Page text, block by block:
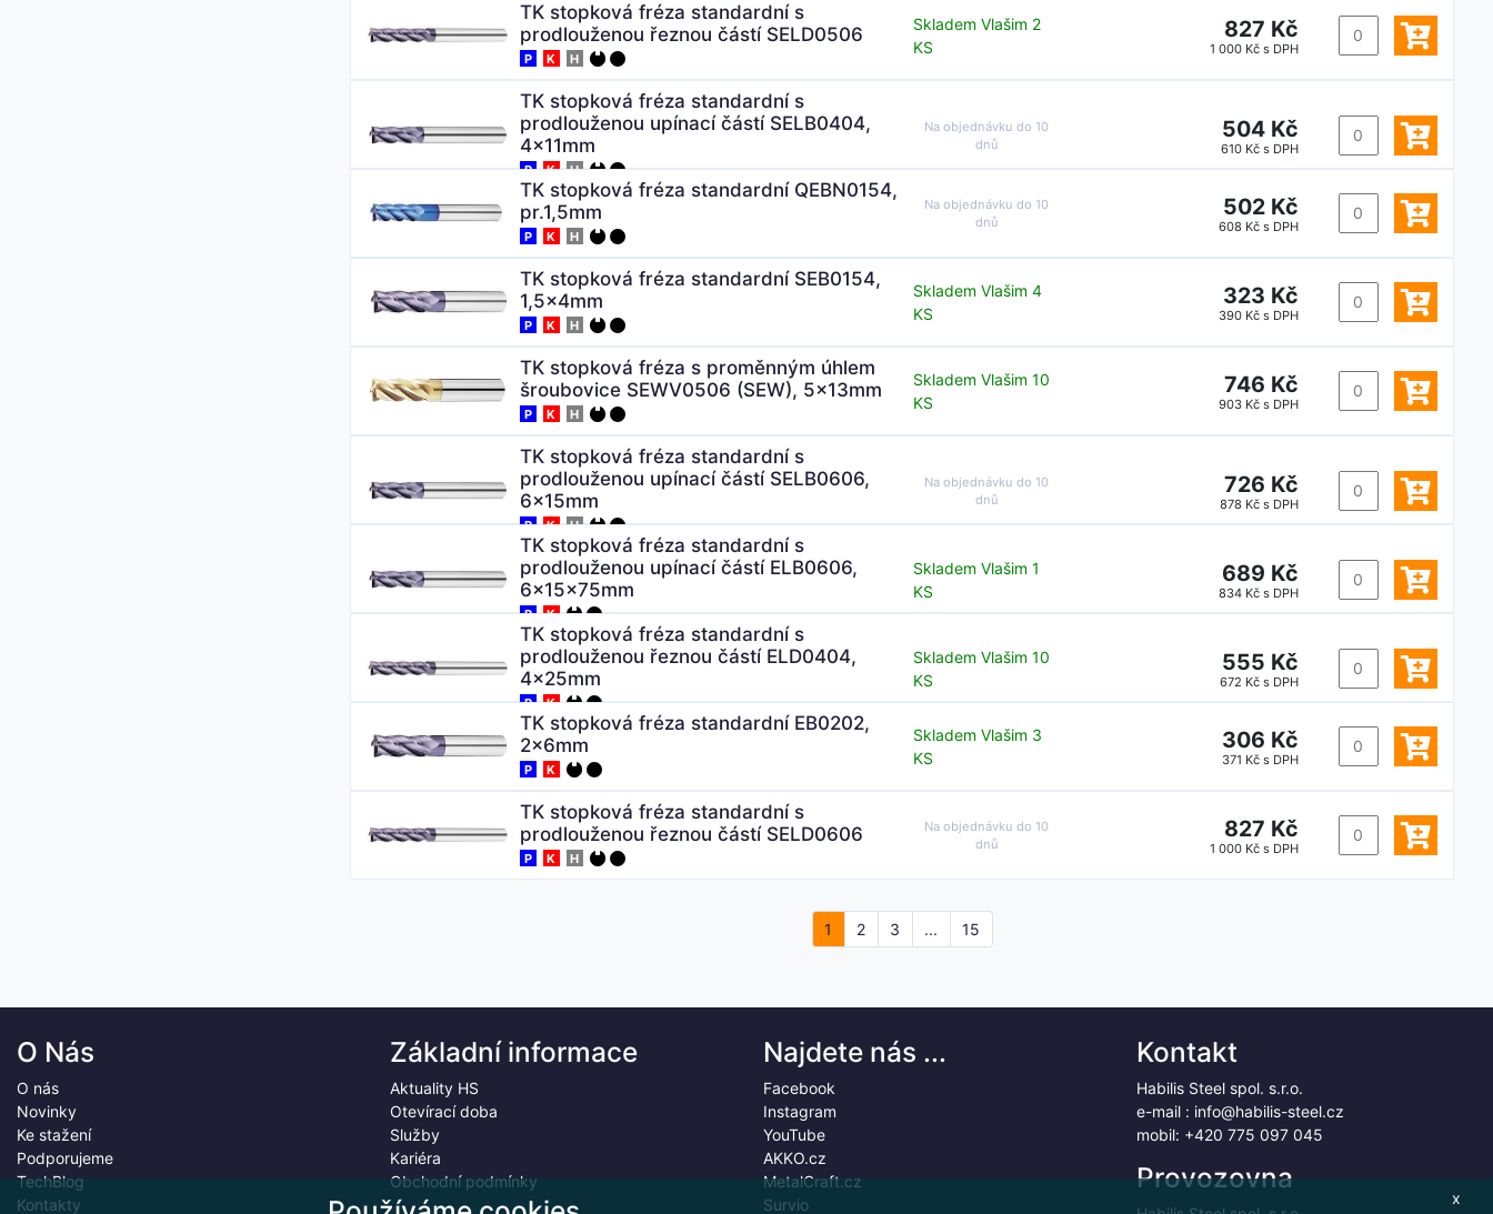
TK stopková fréza standardní s
prodlouženou řeznou částí SELD0506
P K H
Skladem Vlašim 2
KS
827 Kč
1 000 Kč s DPH
TK stopková fréza standardní s
prodlouženou upínací částí SELB0404,
4x11mm
P K H
Na objednávku do 10
dnů
504 Kč
610 Kč s DPH
TK stopková fréza standardní QEBN0154,
pr.1,5mm
P K H
Na objednávku do 10
dnů
502 Kč
608 Kč s DPH
TK stopková fréza standardní SEB0154,
1,5x4mm
P K H
Skladem Vlašim 4
KS
323 Kč
390 Kč s DPH
TK stopková fréza s proměnným úhlem
šroubovice SEWV0506 (SEW), 5x13mm
P K H
Skladem Vlašim 10
KS
746 Kč
903 Kč s DPH
TK stopková fréza standardní s
prodlouženou upínací částí SELB0606,
6x15mm
P K H
Na objednávku do 10
dnů
726 Kč
878 Kč s DPH
TK stopková fréza standardní s
prodlouženou upínací částí ELB0606,
6x15x75mm
P K
Skladem Vlašim 1
KS
689 Kč
834 Kč s DPH
TK stopková fréza standardní s
prodlouženou řeznou částí ELD0404,
4x25mm
P K
Skladem Vlašim 10
KS
555 Kč
672 Kč s DPH
TK stopková fréza standardní EB0202,
2x6mm
P K
Skladem Vlašim 3
KS
306 Kč
371 Kč s DPH
TK stopková fréza standardní s
prodlouženou řeznou částí SELD0606
P K H
Na objednávku do 10
dnů
827 Kč
1 000 Kč s DPH
1 2 3 ... 15
O Nás
O nás
Novinky
Ke stažení
Podporujeme
TechBlog
Kontakty
Základní informace
Aktuality HS
Otevírací doba
Služby
Kariéra
Obchodní podmínky
Najdete nás ...
Facebook
Instagram
YouTube
AKKO.cz
MetalCraft.cz
Survio
Kontakt
Habilis Steel spol. s.r.o.
e-mail : info@habilis-steel.cz
mobil: +420 775 097 045
Provozovna
x